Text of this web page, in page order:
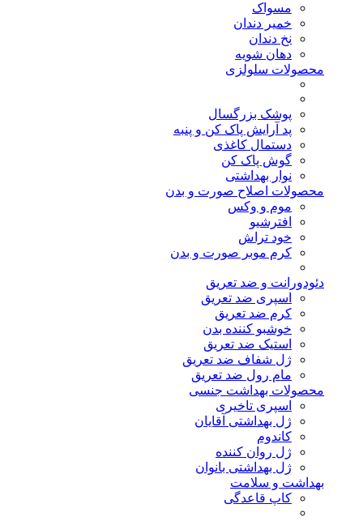
مسواک
خمیر دندان
نخ دندان
دهان شویه
محصولات سلولزی
پوشک بزرگسال
پد آرایش پاک کن و پنبه
دستمال کاغذی
گوش پاک کن
نوار بهداشتی
محصولات اصلاح صورت و بدن
موم و وکس
افترشیو
خود تراش
کرم موبر صورت و بدن
دئودورانت و ضد تعریق
اسپری ضد تعریق
کرم ضد تعریق
خوشبو کننده بدن
استیک ضد تعریق
ژل شفاف ضد تعریق
مام رول ضد تعریق
محصولات بهداشت جنسی
اسپری تاخیری
ژل بهداشتی آقایان
کاندوم
ژل روان کننده
ژل بهداشتی بانوان
بهداشت و سلامت
کاپ قاعدگی